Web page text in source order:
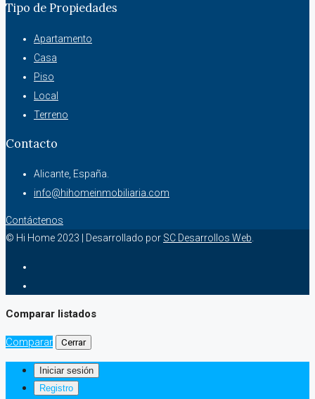
Tipo de Propiedades
Apartamento
Casa
Piso
Local
Terreno
Contacto
Alicante, España.
info@hihomeinmobiliaria.com
Contáctenos
© Hi Home 2023 | Desarrollado por SC Desarrollos Web.
Comparar listados
Comparar Cerrar
Iniciar sesión
Registro